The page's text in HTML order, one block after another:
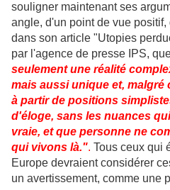
souligner maintenant ses
angle, d'un point de vue
dans son article "Utopies
par l'agence de presse IPS,
seulement une réalité
mais aussi unique et,
à partir de positions
d'éloge, sans les nuances
vraie, et que personne ne
qui vivons là.". Tous ceux qui
Europe devraient considérer
un avertissement, comme une